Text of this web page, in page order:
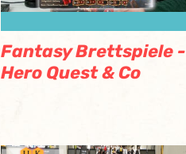
Fantasy Brettspiele -
Hero Quest & Co